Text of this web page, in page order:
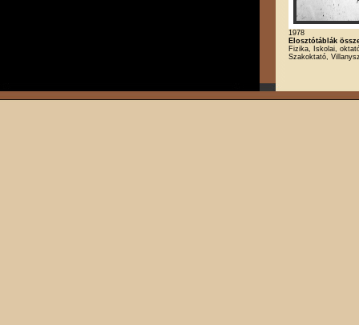
1978
Elosztótáblák
Fizika, Iskolai,
Szakoktató,